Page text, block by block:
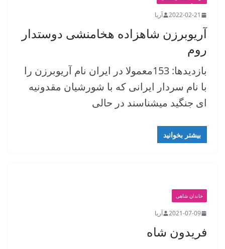
2022-02-21 آریا
آریوبرزن شاهزاده هخامنشی دوستدار
روم
بازدیدها: 153معمولا در ایران نام آریوبرزن را
با نام سردار ایرانی که با شورشیان مقدونیه
ای جنگید میشناسند در حالی
بیشتر بخوانید
خاندان شاهی
2021-07-09 آریا
فریدون شاه